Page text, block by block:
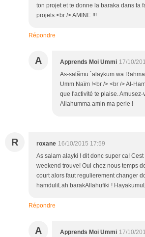
ton projet et te donne la baraka dans ta
projets.<br /> AMINE !!!
Répondre
A Apprends Moi Ummi 17/10/
As-salãmu `alaykum wa
Umm Naïm !<br /> <br /> Al-
que l'activité te plaise.
Allahumma amin ma perle !
R roxane 16/10/2015 17:59
As salam alayki ! dit donc super ca!
weekend trouve! Oui chez nous temps
court alors faut regulierement changer
hamduliLah barakAllahufiki !
Répondre
A Apprends Moi Ummi 17/10/